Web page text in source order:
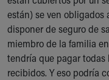
Safe Sleep for
Safe Sleep
About Akron
Who We Are
Building a Brighter
están) se ven obligados
disponer de seguro de
miembro de la familia
tendría que pagar todas
recibidos. Y eso podría